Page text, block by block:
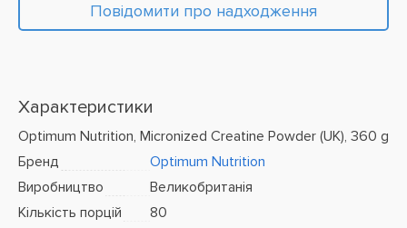
Повідомити про надходження
Характеристики
Optimum Nutrition, Micronized Creatine Powder (UK), 360 g
Бренд
Optimum Nutrition
Виробництво
Великобританія
Кількість порцій
80